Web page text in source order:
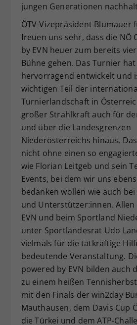
jungen Generationen
ÖTV-Vizepräsident Blumauer
freuen uns sehr, dass die NÖ
by EVN heuer zum bereits
Bühne gehen. Das Turnier
hervorragend entwickelt und
wichtigen Teil der
Turnierlandschaft in
großer Strahlkraft auch für
und über die Landesgrenzen
Niederösterreichs hinaus.
nicht ohne einen so
wie Florian Leitgeb und sein
Events, bei dem wir uns
bedanken wollen wie auch
und Unterstützer:innen.
EVN und beim Sportland
unter Sportlandesrat Udo
vielmals für die tatkräftige
bedeutende Veranstaltung.
powered by EVN bilden auch
zu einem heißen
mit den Finals der win2day
Mauthausen, dem Davis Cup
die Türkei und dem ATP-